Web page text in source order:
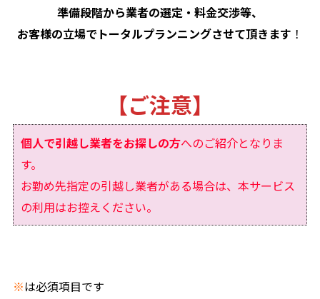
準備段階から業者の選定・料金交渉等、
お客様の立場でトータルプランニングさせて頂きます ！
【ご注意】
個人で引越し業者をお探しの方へのご紹介となりま
す。
お勤め先指定の引越し業者がある場合は、本サービス
の利用はお控えください。
※は必須項目です